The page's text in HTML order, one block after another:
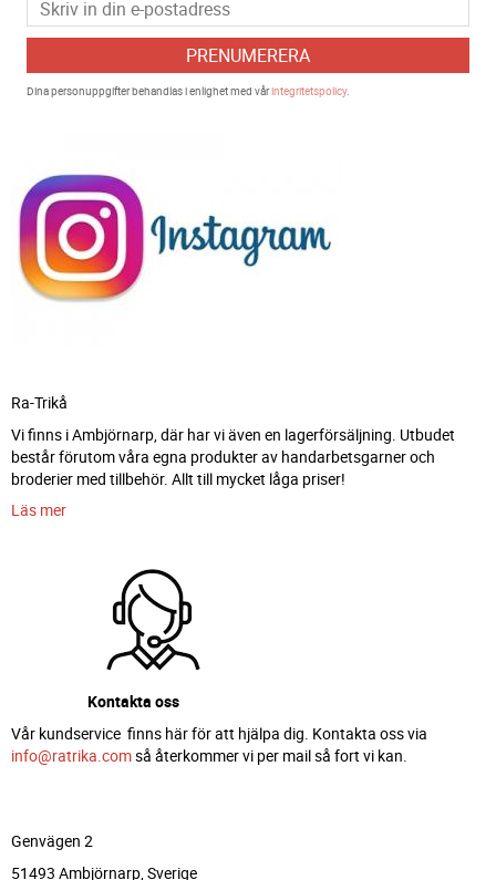
PRENUMERERA
Dina personuppgifter behandlas i enlighet med vårintegritetspolicy.
Ra-Trikå
Vi finns i Ambjörnarp, där har vi även en lagerförsäljning. Utbudet
består förutom våra egna produkter av handarbetsgarner och
broderier med tillbehör. Allt till mycket låga priser!
Läs mer
Kontakta oss
Vår kundservice finns här för att hjälpa dig. Kontakta oss via
info@ratrika.comså återkommer vi per mail så fort vi kan.
Genvägen 2
51493 Ambjörnarp, Sverige